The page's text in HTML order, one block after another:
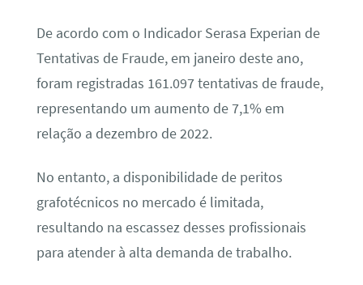
De acordo com o Indicador Serasa Experian de
Tentativas de Fraude, em janeiro deste ano,
foram registradas 161.097 tentativas de fraude,
representando um aumento de 7,1% em
relação a dezembro de 2022.
No entanto, a disponibilidade de peritos
grafotécnicos no mercado é limitada,
resultando na escassez desses profissionais
para atender à alta demanda de trabalho.